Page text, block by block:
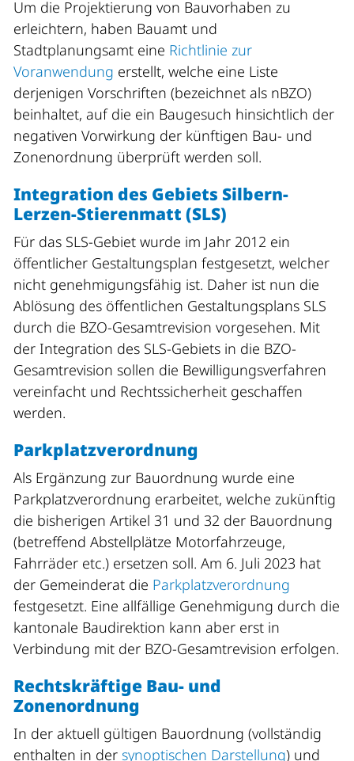
Um die Projektierung von Bauvorhaben zu
erleichtern, haben Bauamt und
Stadtplanungsamt eine Richtlinie zur
Voranwendung erstellt, welche eine Liste
derjenigen Vorschriften (bezeichnet als nBZO)
beinhaltet, auf die ein Baugesuch hinsichtlich der
negativen Vorwirkung der künftigen Bau- und
Zonenordnung überprüft werden soll.
Integration des Gebiets Silbern-
Lerzen-Stierenmatt (SLS)
Für das SLS-Gebiet wurde im Jahr 2012 ein
öffentlicher Gestaltungsplan festgesetzt, welcher
nicht genehmigungsfähig ist. Daher ist nun die
Ablösung des öffentlichen Gestaltungsplans SLS
durch die BZO-Gesamtrevision vorgesehen. Mit
der Integration des SLS-Gebiets in die BZO-
Gesamtrevision sollen die Bewilligungsverfahren
vereinfacht und Rechtssicherheit geschaffen
werden.
Parkplatzverordnung
Als Ergänzung zur Bauordnung wurde eine
Parkplatzverordnung erarbeitet, welche zukünftig
die bisherigen Artikel 31 und 32 der Bauordnung
(betreffend Abstellplätze Motorfahrzeuge,
Fahrräder etc.) ersetzen soll. Am 6. Juli 2023 hat
der Gemeinderat die Parkplatzverordnung
festgesetzt. Eine allfällige Genehmigung durch die
kantonale Baudirektion kann aber erst in
Verbindung mit der BZO-Gesamtrevision erfolgen.
Rechtskräftige Bau- und
Zonenordnung
In der aktuell gültigen Bauordnung (vollständig
enthalten in der synoptischen Darstellung) und